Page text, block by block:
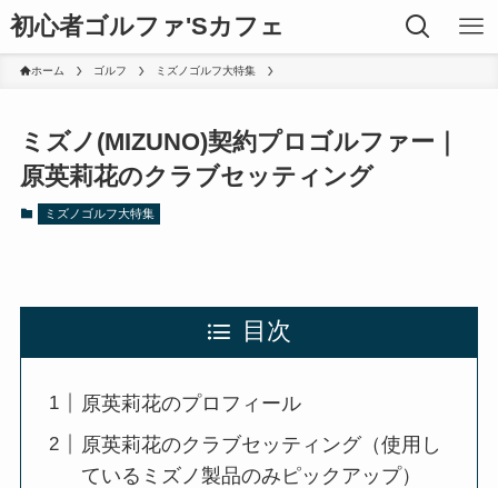
初心者ゴルファ'Sカフェ
ホーム ゴルフ ミズノゴルフ大特集
ミズノ(MIZUNO)契約プロゴルファー｜
原英莉花のクラブセッティング
ミズノゴルフ大特集
目次
原英莉花のプロフィール
原英莉花のクラブセッティング（使用し
ているミズノ製品のみピックアップ）